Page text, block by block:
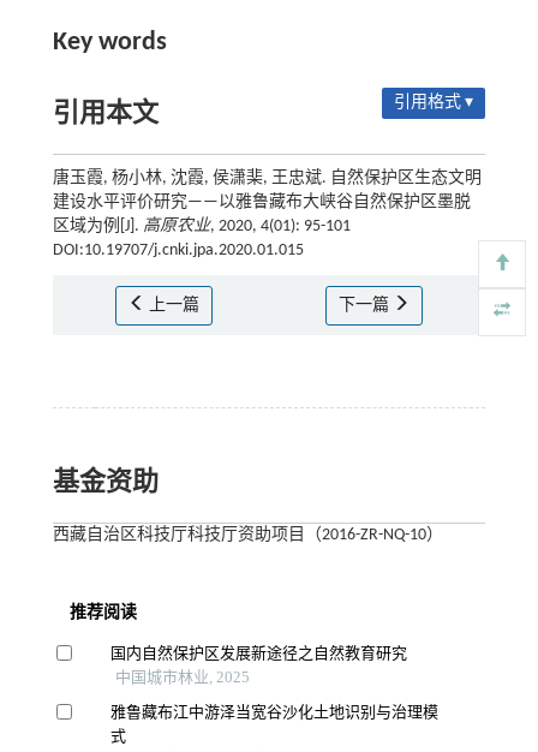
Key words
引用本文 引用格式 ▾
唐玉霞, 杨小林, 沈霞, 侯潇棐, 王忠斌. 自然保护区生态文明
建设水平评价研究——以雅鲁藏布大峡谷自然保护区墨脱
区域为例[J]. 高原农业, 2020, 4(01): 95-101
DOI:10.19707/j.cnki.jpa.2020.01.015
上一篇 下一篇
基金资助
西藏自治区科技厅科技厅资助项目（2016-ZR-NQ-10）